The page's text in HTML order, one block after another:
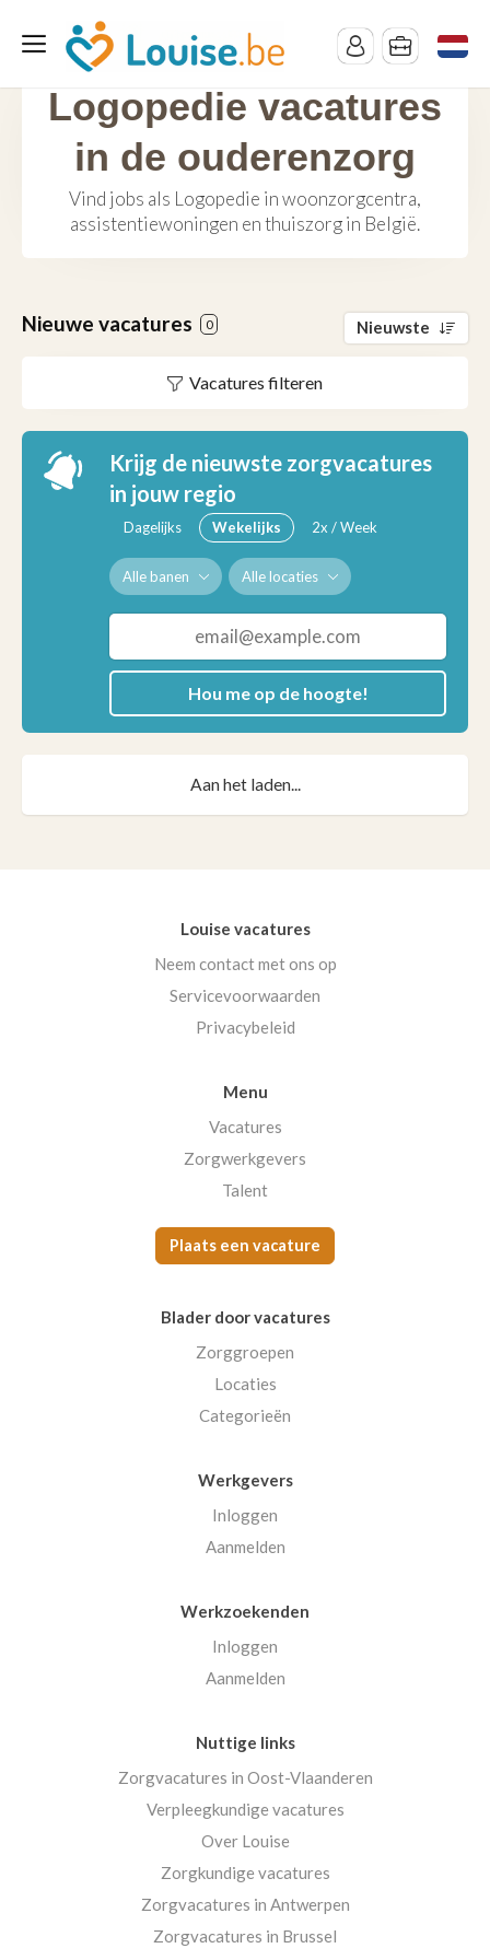
Logopedie vacatures
in de ouderenzorg
Vind jobs als Logopedie in woonzorgcentra,
assistentiewoningen en thuiszorg in België.
Nieuwe vacatures 0 Nieuwste
Vacatures filteren
Krijg de nieuwste zorgvacatures
in jouw regio
Dagelijks Wekelijks 2x / Week
Alle banen Alle locaties
Hou me op de hoogte!
Aan het laden...
Louise vacatures
Neem contact met ons op
Servicevoorwaarden
Privacybeleid
Menu
Vacatures
Zorgwerkgevers
Talent
Plaats een vacature
Blader door vacatures
Zorggroepen
Locaties
Categorieën
Werkgevers
Inloggen
Aanmelden
Werkzoekenden
Inloggen
Aanmelden
Nuttige links
Zorgvacatures in Oost-Vlaanderen
Verpleegkundige vacatures
Over Louise
Zorgkundige vacatures
Zorgvacatures in Antwerpen
Zorgvacatures in Brussel